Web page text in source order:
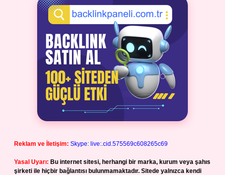
Reklam ve İletişim: Skype: live:.cid.575569c608265c69
Yasal Uyarı: Bu internet sitesi, herhangi bir marka, kurum veya şahıs
şirketi ile hiçbir bağlantısı bulunmamaktadır. Sitede yalnızca kendi